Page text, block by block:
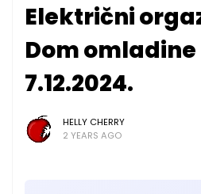
Električni
Dom
7.12.2024.
HELLY CHERRY
2 YEARS AGO